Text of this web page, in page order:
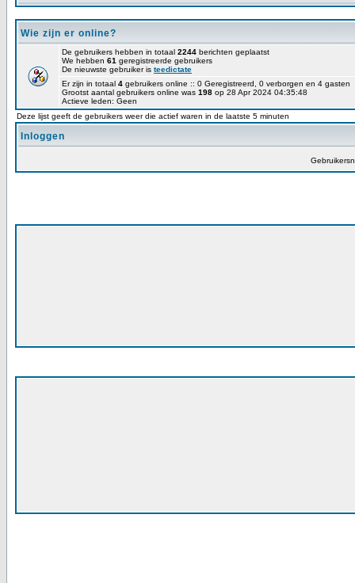
Wie zijn er online?
De gebruikers hebben in totaal 2244 berichten geplaatst
We hebben 61 geregistreerde gebruikers
De nieuwste gebruiker is teedictate
Er zijn in totaal 4 gebruikers online :: 0 Geregistreerd, 0 verborgen en 4
Grootst aantal gebruikers online was 198 op 28 Apr 2024 04:35:48
Actieve leden: Geen
Deze lijst geeft de gebruikers weer die actief waren in de laatste 5 minuten
Inloggen